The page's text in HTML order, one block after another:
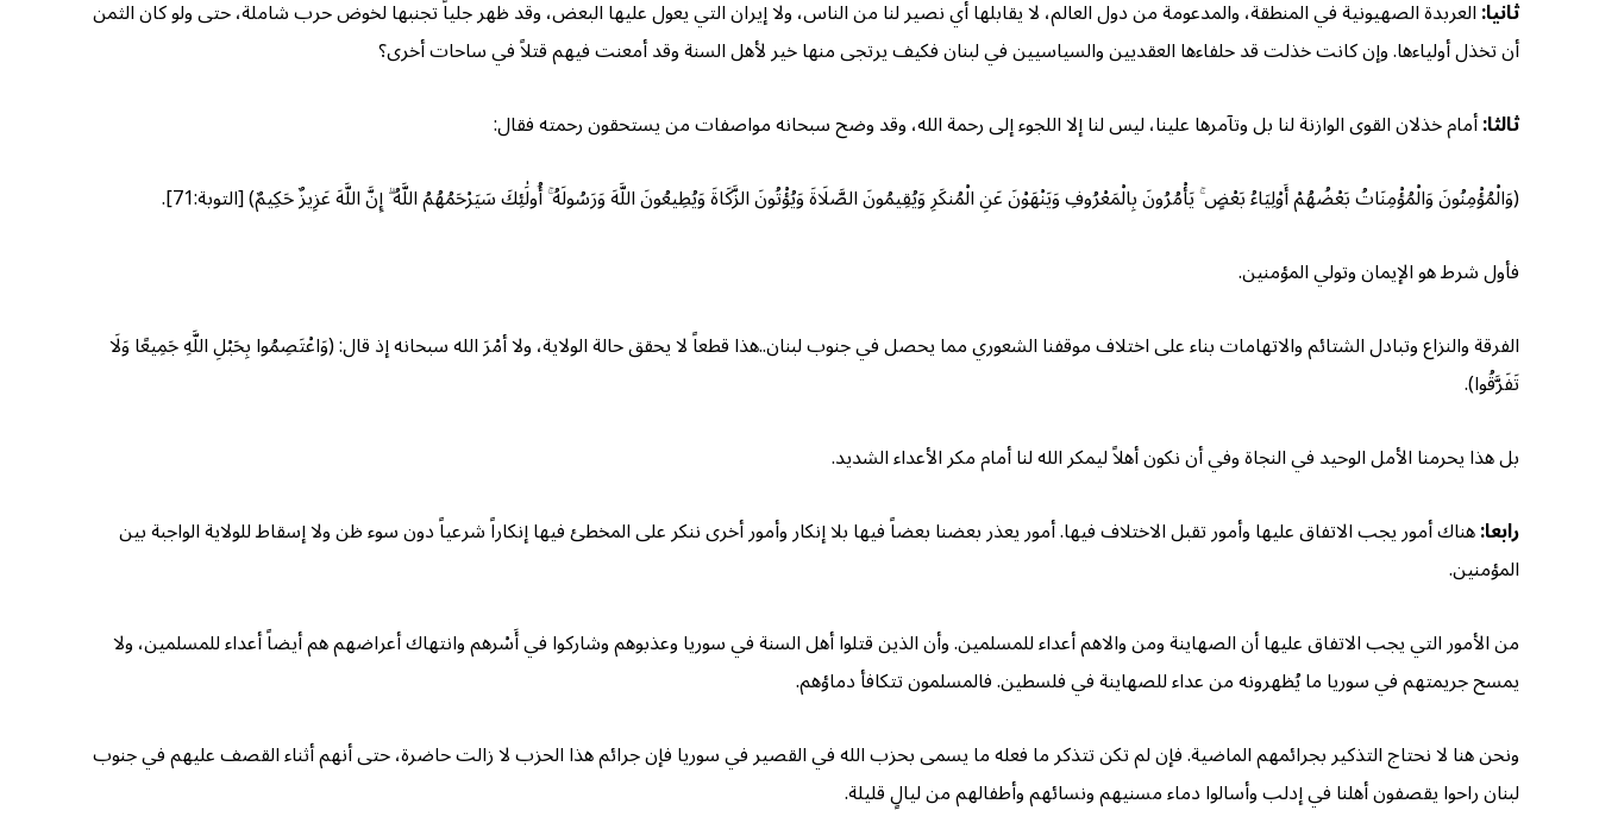
ثانيا:العربدة الصهيونية في المنطقة، والمدعومة من دول العالم، لا يقابلها أي نصير لنا من الناس، ولا إيران التي يعول عليها البعض، وقد ظهر جلياً تجنبها لخوض حرب شاملة، حتى ولو كان الثمن
أن تخذل أولياءها. وإن كانت خذلت قد حلفاءها العقديين والسياسيين في لبنان فكيف يرتجى منها خير لأهل السنة وقد أمعنت فيهم قتلاً في ساحات أخرى؟
ثالثا:أمام خذلان القوى الوازنة لنا بل وتآمرها علينا، ليس لنا إلا اللجوء إلى رحمة الله، وقد وضح سبحانه مواصفات من يستحقون رحمته فقال:
(وَالْمُؤْمِنُونَ وَالْمُؤْمِنَاتُ بَعْضُهُمْ أَوْلِيَاءُ بَعْضٍ ۚ يَأْمُرُونَ بِالْمَعْرُوفِ وَيَنْهَوْنَ عَنِ الْمُنكَرِ وَيُقِيمُونَ الصَّلَاةَ وَيُؤْتُونَ الزَّكَاةَ وَيُطِيعُونَ اللَّهَ وَرَسُولَهُ ۚ أُولَٰئِكَ سَيَرْحَمُهُمُ اللَّهُ ۗ إِنَّ اللَّهَ عَزِيزٌ حَكِيمٌ) [التوبة:71].
فأول شرط هو الإيمان وتولي المؤمنين.
الفرقة والنزاع وتبادل الشتائم والاتهامات بناء على اختلاف موقفنا الشعوري مما يحصل في جنوب لبنان..هذا قطعاً لا يحقق حالة الولاية، ولا أمْرَ الله سبحانه إذ قال: (وَاعْتَصِمُوا بِحَبْلِ اللَّهِ جَمِيعًا وَلَا
تَفَرَّقُوا).
بل هذا يحرمنا الأمل الوحيد في النجاة وفي أن نكون أهلاً ليمكر الله لنا أمام مكر الأعداء الشديد.
رابعا:هناك أمور يجب الاتفاق عليها وأمور تقبل الاختلاف فيها. أمور يعذر بعضنا بعضاً فيها بلا إنكار وأمور أخرى ننكر على المخطئ فيها إنكاراً شرعياً دون سوء ظن ولا إسقاط للولاية الواجبة بين
المؤمنين.
من الأمور التي يجب الاتفاق عليها أن الصهاينة ومن والاهم أعداء للمسلمين. وأن الذين قتلوا أهل السنة في سوريا وعذبوهم وشاركوا في أَسْرهم وانتهاك أعراضهم هم أيضاً أعداء للمسلمين، ولا
يمسح جريمتهم في سوريا ما يُظهرونه من عداء للصهاينة في فلسطين. فالمسلمون تتكافأ دماؤهم.
ونحن هنا لا نحتاج التذكير بجرائمهم الماضية. فإن لم تكن تتذكر ما فعله ما يسمى بحزب الله في القصير في سوريا فإن جرائم هذا الحزب لا زالت حاضرة، حتى أنهم أثناء القصف عليهم في جنوب
لبنان راحوا يقصفون أهلنا في إدلب وأسالوا دماء مسنيهم ونسائهم وأطفالهم من ليالٍ قليلة.